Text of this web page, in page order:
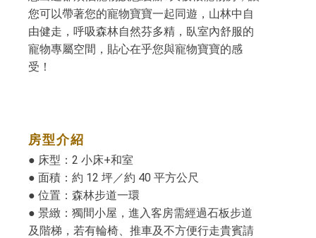
您可以帶著您的寵物寶寶一起同遊，山林中自
由健走，呼吸森林自然芬多精，臥室內舒服的
寵物專屬空間，貼心在乎您與寵物寶寶的感
受！
房型介紹
● 床型：2 小床+和室
● 面積：約 12 坪／約 40 平方公尺
● 位置：森林步道一環
● 景緻：獨間小屋，進入客房需經過石板步道
及階梯，若有輪椅、推車及不方便行走貴賓請